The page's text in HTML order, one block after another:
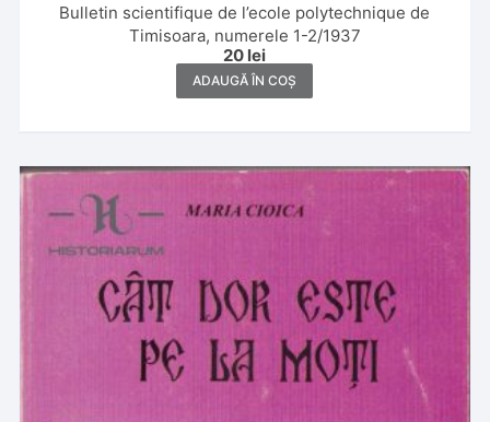
Bulletin scientifique de l’ecole polytechnique de
Timisoara, numerele 1-2/1937
20 lei
ADAUGĂ ÎN COȘ